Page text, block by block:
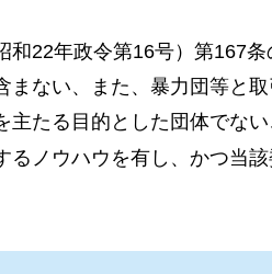
和22年政令第16号）第167
まない、また、暴力団等と取
主たる目的とした団体でない
るノウハウを有し、かつ当